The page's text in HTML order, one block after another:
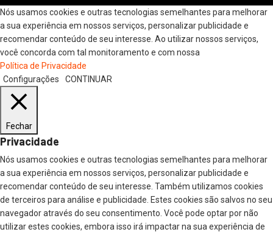
Nós usamos cookies e outras tecnologias semelhantes para melhorar
a sua experiência em nossos serviços, personalizar publicidade e
recomendar conteúdo de seu interesse. Ao utilizar nossos serviços,
você concorda com tal monitoramento e com nossa
Política de Privacidade
Configurações
CONTINUAR
Fechar
Privacidade
Nós usamos cookies e outras tecnologias semelhantes para melhorar
a sua experiência em nossos serviços, personalizar publicidade e
recomendar conteúdo de seu interesse. Também utilizamos cookies
de terceiros para análise e publicidade. Estes cookies são salvos no seu
navegador através do seu consentimento. Você pode optar por não
utilizar estes cookies, embora isso irá impactar na sua experiência de